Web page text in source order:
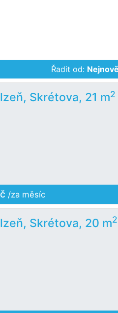
Řadit od:
Skrétova, 21 m2
/za měsíc
Skrétova, 20 m2